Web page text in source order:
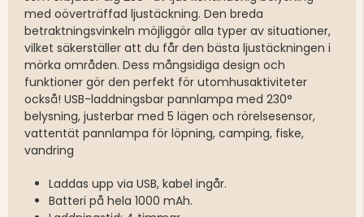
med oöverträffad ljustäckning. Den breda
betraktningsvinkeln möjliggör alla typer av situationer,
vilket säkerställer att du får den bästa ljustäckningen i
mörka områden. Dess mångsidiga design och
funktioner gör den perfekt för utomhusaktiviteter
också! USB-laddningsbar pannlampa med 230°
belysning, justerbar med 5 lägen och rörelsesensor,
vattentät pannlampa för löpning, camping, fiske,
vandring
Laddas upp via USB, kabel ingår.
Batteri på hela 1000 mAh.